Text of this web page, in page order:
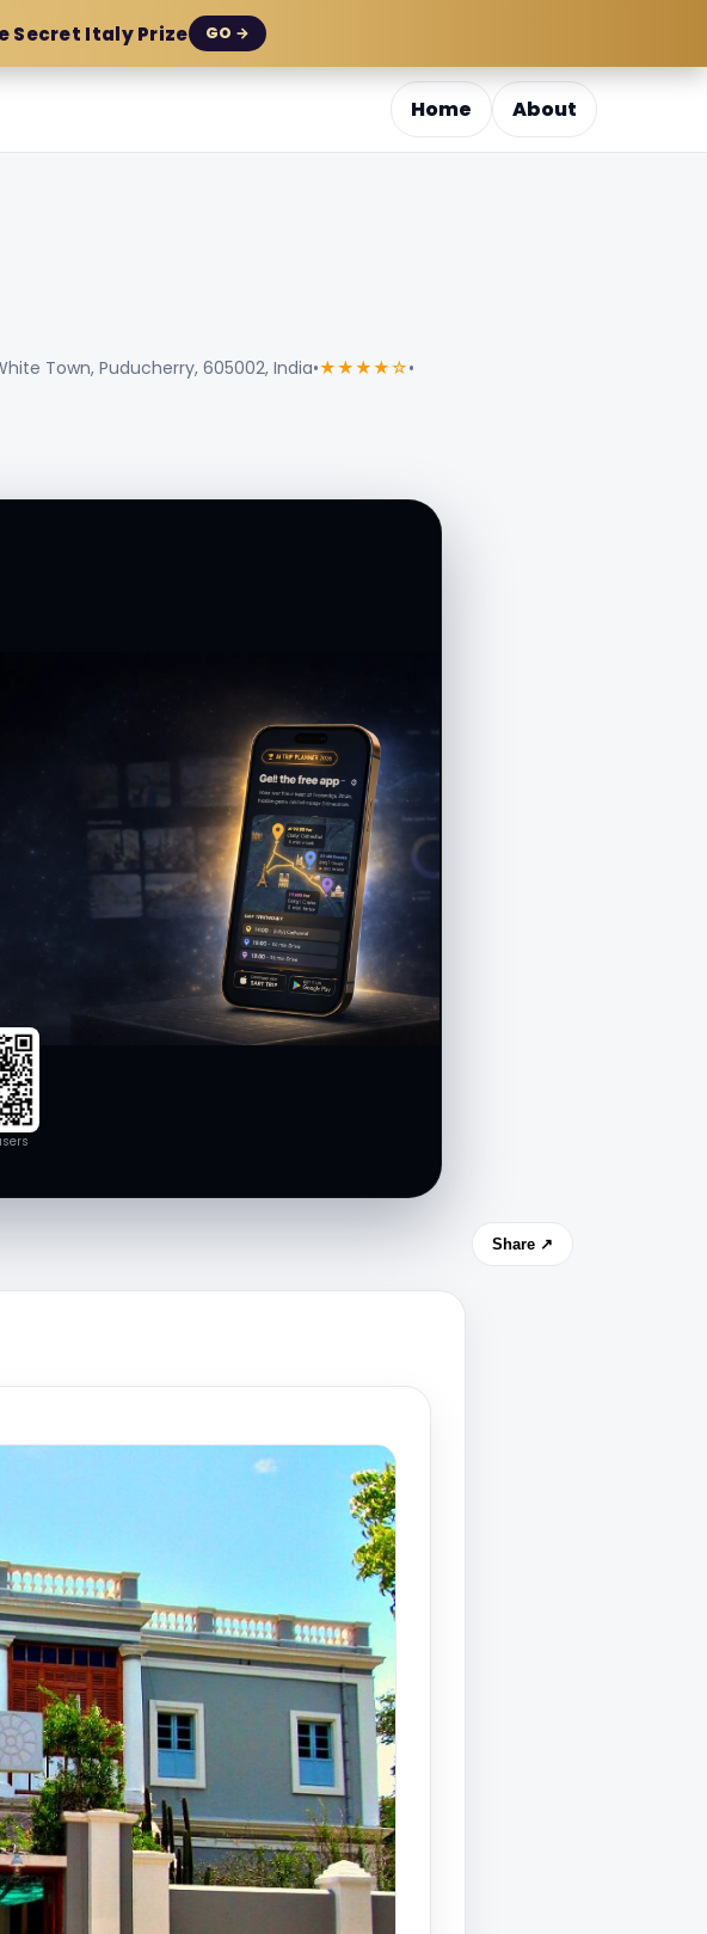
Secret Italy Prize GO →
Home About
Town, Puducherry, 605002, India•★★★★☆•
Share ↗